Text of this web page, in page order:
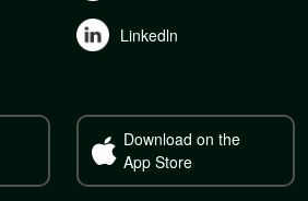
Linkedln
Download on the
App Store